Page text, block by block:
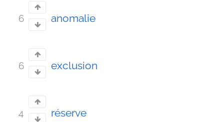
6 anomalie
6 exclusion
4 réserve